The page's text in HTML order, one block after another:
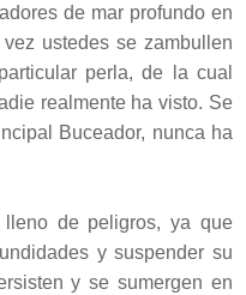
de mar profundo en
ustedes se zambullen
perla, de la cual
realmente ha visto. Se
Buceador, nunca ha
de peligros, ya que
y suspender su
y se sumergen en